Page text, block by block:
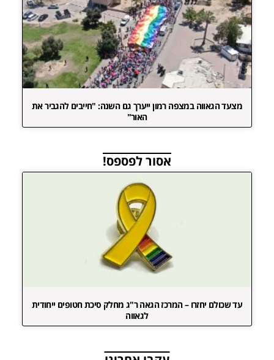
מצעד הגאווה במצפה רמון ייערך גם השנה: "חייבים להגביר את
האור"
אסור לפספס!
עד שכולם יחזרו – המרכז הגאה ר"ג מחלק סיכת חטופים ייחודית
לגאווה